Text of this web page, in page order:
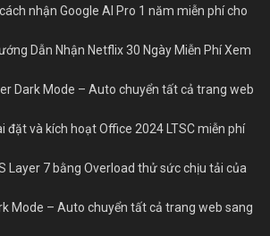
nhận Google AI Pro 1 năm miễn phí cho
Dẫn Nhận Netflix 30 Ngày Miễn Phí Xem
Dark Mode – Auto chuyển tất cả trang web
đặt và kích hoạt Office 2024 LTSC miễn phí
Layer 7 bằng Overload thử sức chịu tải của
Mode – Auto chuyển tất cả trang web sang